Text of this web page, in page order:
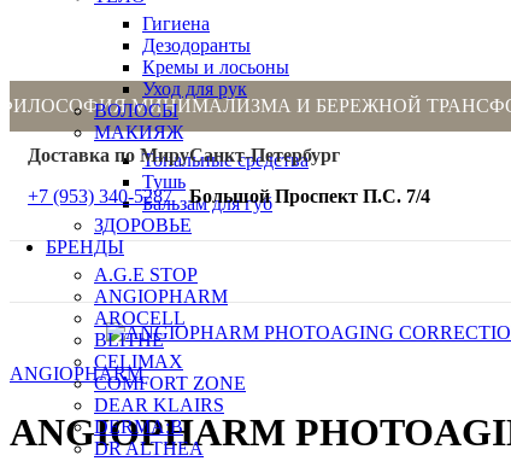
МИНИМАЛИЗМА И БЕРЕЖНОЙ
Доставка по Миру
+7 (953) 340-5287
Санкт-Петербург
Большой Проспект П.С. 7/4
Гигиена
Дезодоранты
Кремы и лосьоны
Уход для рук
ВОЛОСЫ
МАКИЯЖ
Тональные средства
Тушь
Бальзам для губ
ЗДОРОВЬЕ
БРЕНДЫ
A.G.E STOP
ANGIOPHARM
AROCELL
BLITHE
CELIMAX
COMFORT ZONE
DEAR KLAIRS
DERMA:B
DR ALTHEA
ANGIOPHARM
ANGIOPHARM